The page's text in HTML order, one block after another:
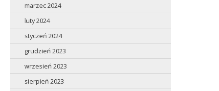
marzec 2024
luty 2024
styczeń 2024
grudzień 2023
wrzesień 2023
sierpień 2023